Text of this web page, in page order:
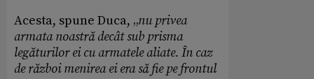
Acesta, spune Duca, „nu privea
armata noastră decât sub prisma
legăturilor ei cu armatele aliate. În caz
de război menirea ei era să fie pe frontul